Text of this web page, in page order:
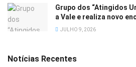
Grupo dos “Atingidos
a Vale e realiza novo
JULHO 9, 2026
Notícias Recentes